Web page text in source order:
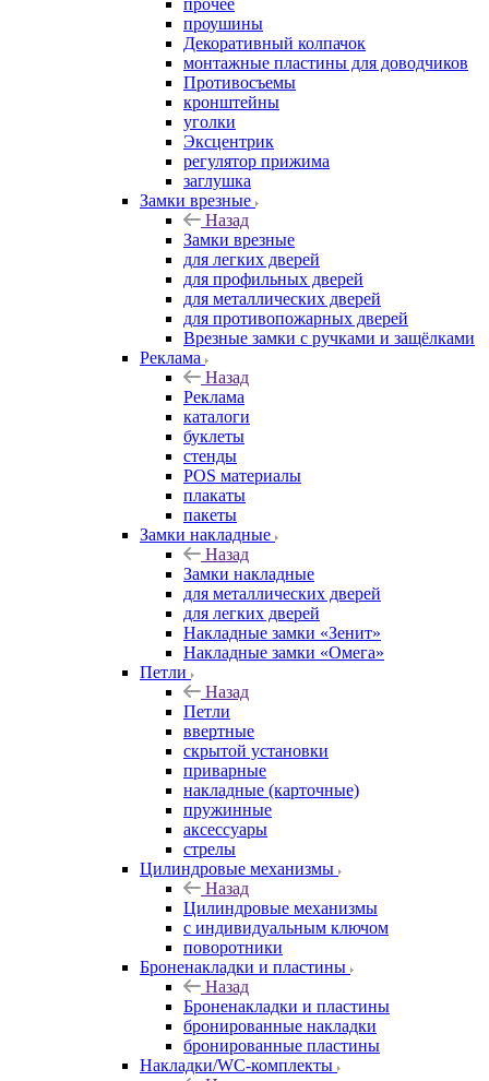
прочее
проушины
Декоративный колпачок
монтажные пластины для доводчиков
Противосъемы
кронштейны
уголки
Эксцентрик
регулятор прижима
заглушка
Замки врезные
Назад
Замки врезные
для легких дверей
для профильных дверей
для металлических дверей
для противопожарных дверей
Врезные замки с ручками и защёлками
Реклама
Назад
Реклама
каталоги
буклеты
стенды
POS материалы
плакаты
пакеты
Замки накладные
Назад
Замки накладные
для металлических дверей
для легких дверей
Накладные замки «Зенит»
Накладные замки «Омега»
Петли
Назад
Петли
ввертные
скрытой установки
приварные
накладные (карточные)
пружинные
аксессуары
стрелы
Цилиндровые механизмы
Назад
Цилиндровые механизмы
с индивидуальным ключом
поворотники
Броненакладки и пластины
Назад
Броненакладки и пластины
бронированные накладки
бронированные пластины
Накладки/WC-комплекты